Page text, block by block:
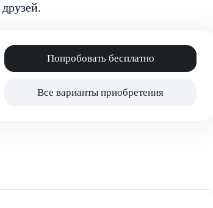
Попробовать бесплатно
Все варианты приобретения